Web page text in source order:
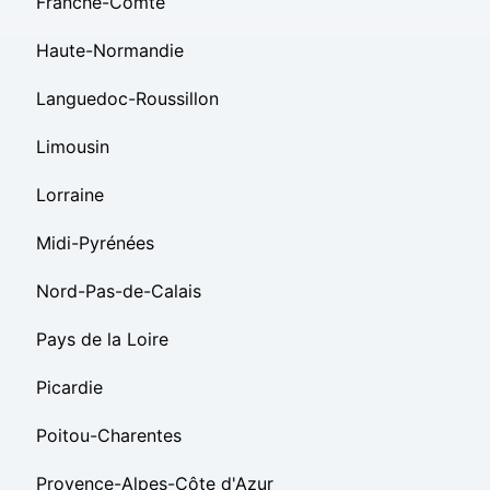
Haute-Normandie
Languedoc-Roussillon
Limousin
Lorraine
Midi-Pyrénées
Nord-Pas-de-Calais
Pays de la Loire
Picardie
Poitou-Charentes
Provence-Alpes-Côte d'Azur